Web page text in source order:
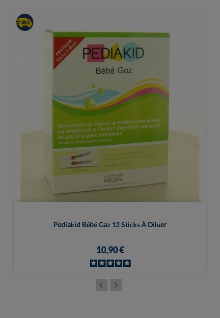
Pediakid Bébé Gaz 12 Sticks À Diluer
10,90 €